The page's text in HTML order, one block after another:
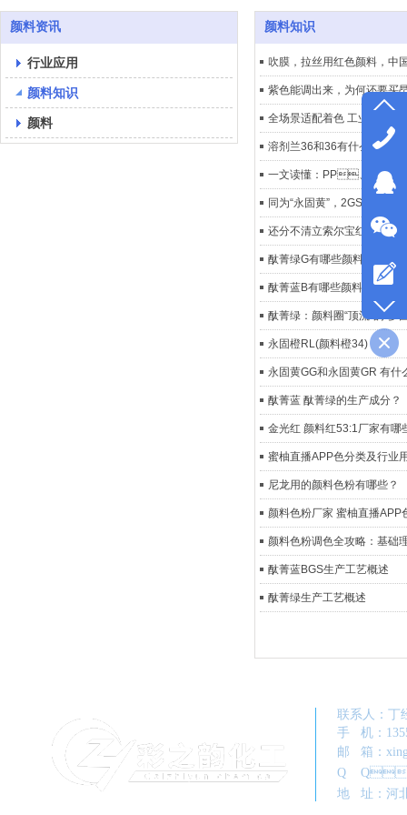
颜料资讯
行业应用
颜料知识
颜料
颜料知识
吹膜，拉丝用红色颜料
紫色能调出来，为何还要买昂
全场景适配着色 工业通用酞
溶剂兰36和36有什么区别？
一文读懂：PP、
同为“永固黄”，2GS
还分不清立索尔宝红和立索尔
酞菁绿G有哪些颜料和颜料
酞菁蓝B有哪些颜料和颜料
酞菁绿：颜料圈“顶流”的“
永固橙RL(颜料橙34)
永固黄GG和永固黄GR 有什么
酞菁蓝 酞菁绿的生产成分？
金光红 颜料红53:1厂家有哪些
蜜柚直播APP色分类及行业
尼龙用的颜料色粉有哪些？
颜料色粉厂家 蜜柚直播APP
颜料色粉调色全攻略：基础
酞菁蓝BGS生产工艺概述
酞菁绿生产工艺概述
联系人
手 机：
邮 箱：
Q
地 址：河